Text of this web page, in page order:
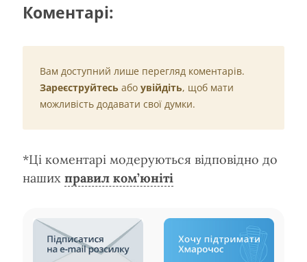
Коментарі:
Вам доступний лише перегляд коментарів.
Зареєструйтесь або увійдіть, щоб мати
можливість додавати свої думки.
*Ці коментарі модеруються відповідно до
наших правил ком’юніті